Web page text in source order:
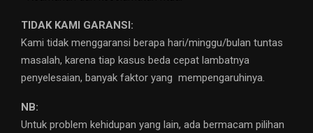
TIDAK KAMI GARANSI:
Kami tidak menggaransi berapa hari/minggu/bulan tuntas
masalah, karena tiap kasus beda cepat lambatnya
penyelesaian, banyak faktor yang mempengaruhinya.
NB:
Untuk problem kehidupan yang lain, ada bermacam pilihan